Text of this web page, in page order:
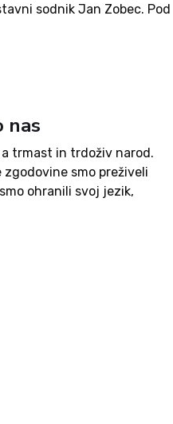
sodnik Jan Zobec. Pod
čiščenje »janšistov« in
nas
trmast in trdoživ narod.
zgodovine smo preživeli
ohranili svoj jezik,
smo si svojo državo in